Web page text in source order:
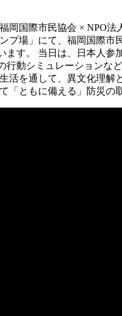
岡国際市民協会 × NPO
プ場」にて、福岡国際
す。 当日は、日本人
動シミュレーション
活を通して、異文化理
「ともに備える」防災の